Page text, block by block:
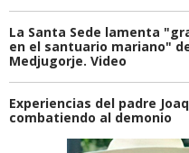
La Santa Sede lamenta
en el santuario mariano"
Medjugorje. Video
Experiencias del padre
combatiendo al demonio